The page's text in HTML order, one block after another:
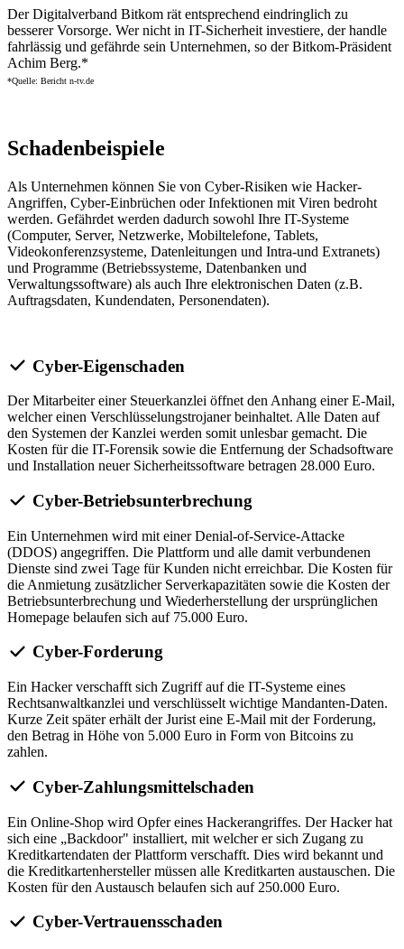
Der Digitalverband Bitkom rät entsprechend eindringlich zu
besserer Vorsorge. Wer nicht in IT-Sicherheit investiere, der handle
fahrlässig und gefährde sein Unternehmen, so der Bitkom-Präsident
Achim Berg.*
*Quelle: Bericht n-tv.de
Schadenbeispiele
Als Unternehmen können Sie von Cyber-Risiken wie Hacker-
Angriffen, Cyber-Einbrüchen oder Infektionen mit Viren bedroht
werden. Gefährdet werden dadurch sowohl Ihre IT-Systeme
(Computer, Server, Netzwerke, Mobiltelefone, Tablets,
Videokonferenzsysteme, Datenleitungen und Intra-und Extranets)
und Programme (Betriebssysteme, Datenbanken und
Verwaltungssoftware) als auch Ihre elektronischen Daten (z.B.
Auftragsdaten, Kundendaten, Personendaten).
Cyber-Eigenschaden
Der Mitarbeiter einer Steuerkanzlei öffnet den Anhang einer E-Mail,
welcher einen Verschlüsselungstrojaner beinhaltet. Alle Daten auf
den Systemen der Kanzlei werden somit unlesbar gemacht. Die
Kosten für die IT-Forensik sowie die Entfernung der Schadsoftware
und Installation neuer Sicherheitssoftware betragen 28.000 Euro.
Cyber-Betriebsunterbrechung
Ein Unternehmen wird mit einer Denial-of-Service-Attacke
(DDOS) angegriffen. Die Plattform und alle damit verbundenen
Dienste sind zwei Tage für Kunden nicht erreichbar. Die Kosten für
die Anmietung zusätzlicher Serverkapazitäten sowie die Kosten der
Betriebsunterbrechung und Wiederherstellung der ursprünglichen
Homepage belaufen sich auf 75.000 Euro.
Cyber-Forderung
Ein Hacker verschafft sich Zugriff auf die IT-Systeme eines
Rechtsanwaltkanzlei und verschlüsselt wichtige Mandanten-Daten.
Kurze Zeit später erhält der Jurist eine E-Mail mit der Forderung,
den Betrag in Höhe von 5.000 Euro in Form von Bitcoins zu
zahlen.
Cyber-Zahlungsmittelschaden
Ein Online-Shop wird Opfer eines Hackerangriffes. Der Hacker hat
sich eine „Backdoor" installiert, mit welcher er sich Zugang zu
Kreditkartendaten der Plattform verschafft. Dies wird bekannt und
die Kreditkartenhersteller müssen alle Kreditkarten austauschen. Die
Kosten für den Austausch belaufen sich auf 250.000 Euro.
Cyber-Vertrauensschaden